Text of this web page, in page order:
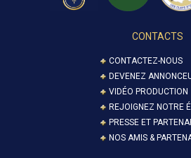
CONTACTS
CONTACTEZ-NOUS
DEVENEZ
VIDÉO PRODUCTION
REJOIGNEZ NOTRE
PRESSE ET
NOS AMIS &